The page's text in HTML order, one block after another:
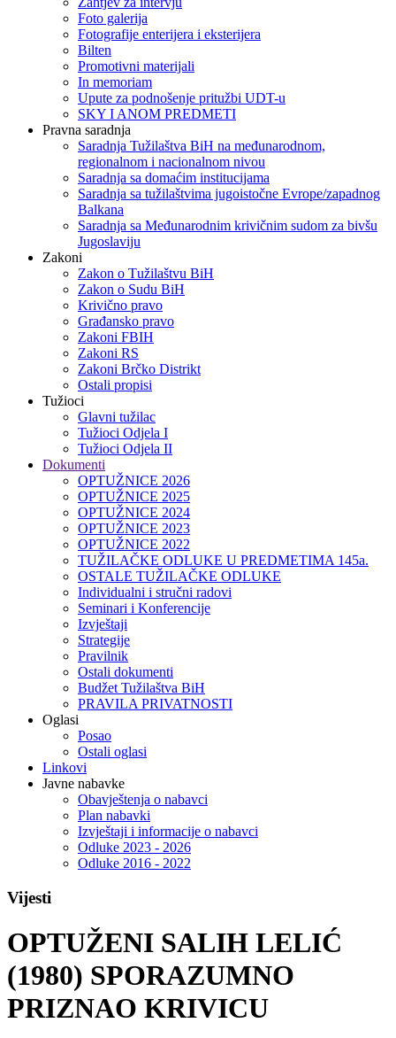
Foto galerija
Fotografije enterijera i eksterijera
Bilten
Promotivni materijali
In memoriam
Upute za podnošenje pritužbi UDT-u
SKY I ANOM PREDMETI
Pravna saradnja
Saradnja Tužilaštva BiH na međunarodnom,
regionalnom i nacionalnom nivou
Saradnja sa domaćim institucijama
Saradnja sa tužilaštvima jugoistočne Evrope/zapadnog
Balkana
Saradnja sa Međunarodnim krivičnim sudom za bivšu
Jugoslaviju
Zakoni
Zakon o Тužilaštvu BiH
Zakon o Sudu BiH
Krivično pravo
Građansko pravo
Zakoni FBIH
Zakoni RS
Zakoni Brčko Distrikt
Ostali propisi
Tužioci
Glavni tužilac
Tužioci Odjela I
Tužioci Odjela II
Dokumenti
OPTUŽNICE 2026
OPTUŽNICE 2025
OPTUŽNICE 2024
OPTUŽNICE 2023
OPTUŽNICE 2022
TUŽILAČKE ODLUKE U PREDMETIMA 145a.
OSTALE TUŽILAČKE ODLUKE
Individualni i stručni radovi
Seminari i Konferencije
Izvještaji
Strategije
Pravilnik
Ostali dokumenti
Budžet Tužilaštva BiH
PRAVILA PRIVATNOSTI
Oglasi
Posao
Ostali oglasi
Linkovi
Javne nabavke
Obavještenja o nabavci
Plan nabavki
Izvještaji i informacije o nabavci
Odluke 2023 - 2026
Odluke 2016 - 2022
Vijesti
OPTUŽENI SALIH LELIĆ
(1980) SPORAZUMNO
PRIZNAO KRIVICU